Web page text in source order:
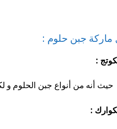
جبن حلوم :
:
حيث أنه من أنواع جبن الحلوم و
: